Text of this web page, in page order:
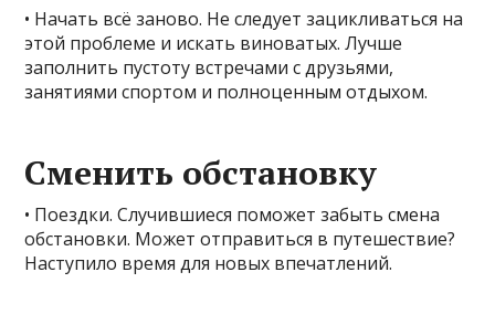
• Начать всё заново. Не следует зацикливаться на
этой проблеме и искать виноватых. Лучше
заполнить пустоту встречами с друзьями,
занятиями спортом и полноценным отдыхом.
Сменить обстановку
• Поездки. Случившиеся поможет забыть смена
обстановки. Может отправиться в путешествие?
Наступило время для новых впечатлений.